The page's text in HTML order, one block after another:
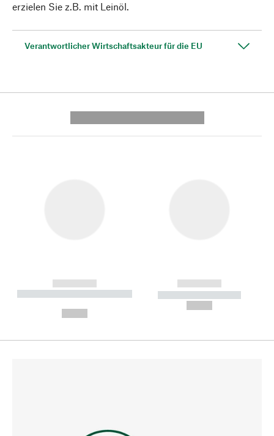
erzielen Sie z.B. mit Leinöl.
Verantwortlicher Wirtschaftsakteur für die EU
------------
----------- ----------- --------
------------
----------- -----------